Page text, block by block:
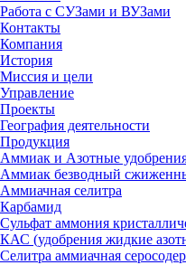
Работа с СУЗами и ВУЗами
Контакты
Компания
История
Миссия и цели
Управление
Проекты
География деятельности
Продукция
Аммиак и Азотные
Аммиак безводный
Аммиачная селитра
Карбамид
Сульфат аммония
КАС (удобрения жидкие
Селитра аммиачная